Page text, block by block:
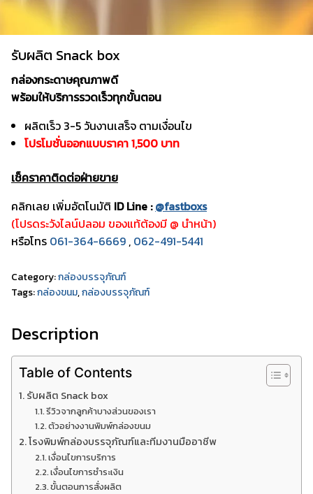
รับผลิต Snack box
กล่องกระดาษคุณภาพดี
พร้อมให้บริการรวดเร็วทุกขั้นตอน
ผลิตเร็ว 3-5 วันงานเสร็จ ตามเงื่อนไข
โปรโมชั่นออกแบบราคา 1,500 บาท
เช็คราคาติดต่อฝ่ายขาย
คลิกเลย เพิ่มอัตโนมัติ ID Line :@fastboxs
(โปรดระวังไลน์ปลอม ของแท้ต้องมี @ นำหน้า)
หรือโทร 061-364-6669 , 062-491-5441
Category:กล่องบรรจุภัณฑ์
Tags:กล่องขนม,กล่องบรรจุภัณฑ์
Description
Table of Contents
รับผลิต Snack box
รีวิวจากลูกค้าบางส่วนของเรา
ตัวอย่างงานพิมพ์กล่องขนม
โรงพิมพ์กล่องบรรจุภัณฑ์และทีมงานมืออาชีพ
เงื่อนไขการบริการ
เงื่อนไขการชำระเงิน
ขั้นตอนการสั่งผลิต